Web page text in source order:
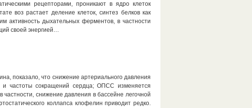
рецепторами, проникают в ядро клеток
воз растает деление клеток, синтез белков как
активность дыхательных ферментов, в частности
своей энергией…
показало, что снижение артериального давления
и частоты сокращений сердца; ОПСС изменяется
снижение давления в бассейне легочной
коллапса клофелин приводит редко.